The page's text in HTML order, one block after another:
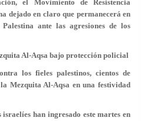
el Movimiento de Resistencia
dejado en claro que permanecerá en
ante las agresiones de los
Al-Aqsa bajo protección policial
los fieles palestinos, cientos de
Mezquita Al-Aqsa en una festividad
han ingresado este martes en